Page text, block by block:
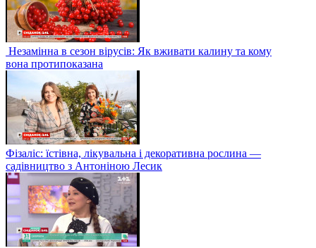
Незамінна в сезон вірусів: Як вживати калину та кому
вона протипоказана
Фізаліс: їстівна, лікувальна і декоративна рослина —
садівництво з Антоніною Лесик